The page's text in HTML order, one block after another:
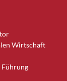
Wirtschaft
Führung